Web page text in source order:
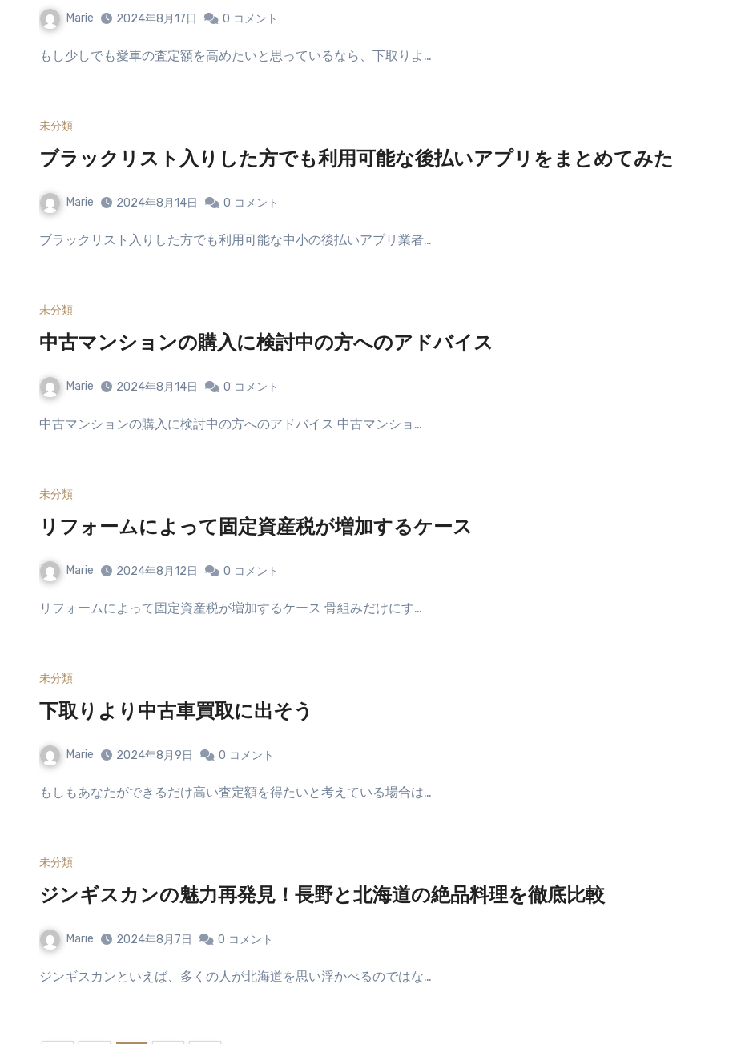
Marie 2024年8月17日 0 コメント
もし少しでも愛車の査定額を高めたいと思っているなら、下取りよ…
未分類
ブラックリスト入りした方でも利用可能な後払いアプリをまとめてみた
Marie 2024年8月14日 0 コメント
ブラックリスト入りした方でも利用可能な中小の後払いアプリ業者…
未分類
中古マンションの購入に検討中の方へのアドバイス
Marie 2024年8月14日 0 コメント
中古マンションの購入に検討中の方へのアドバイス 中古マンショ…
未分類
リフォームによって固定資産税が増加するケース
Marie 2024年8月12日 0 コメント
リフォームによって固定資産税が増加するケース 骨組みだけにす…
未分類
下取りより中古車買取に出そう
Marie 2024年8月9日 0 コメント
もしもあなたができるだけ高い査定額を得たいと考えている場合は…
未分類
ジンギスカンの魅力再発見！長野と北海道の絶品料理を徹底比較
Marie 2024年8月7日 0 コメント
ジンギスカンといえば、多くの人が北海道を思い浮かべるのではな…